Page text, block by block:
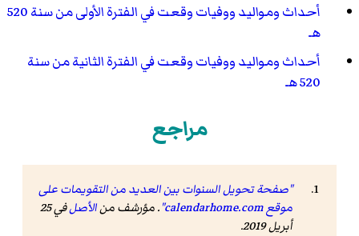
أحداث ومواليد ووفيات وقعت في الفترة الأولى من سنة 520
هـ
أحداث ومواليد ووفيات وقعت في الفترة الثانية من سنة
520 هـ
مراجع
"صفحة تحويل السنوات بين العديد من التقويمات على
موقع calendarhome.com"
. مؤرشف منالأصل
في 25
أبريل 2019.